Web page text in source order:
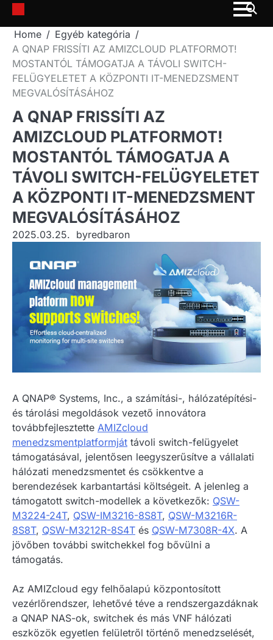
Skip
content
Home
Egyéb kategória
A QNAP FRISSÍTI AZ AMIZCLOUD PLATFORMOT!
MOSTANTÓL TÁMOGATJA A TÁVOLI SWITCH-
FELÜGYELETET A KÖZPONTI IT-MENEDZSMENT
MEGVALÓSÍTÁSÁHOZ
A QNAP FRISSÍTI AZ
AMIZCLOUD PLATFORMOT!
MOSTANTÓL TÁMOGATJA A
TÁVOLI SWITCH-FELÜGYELETET
A KÖZPONTI IT-MENEDZSMENT
MEGVALÓSÍTÁSÁHOZ
2025.03.25. byredbaron
A QNAP® Systems, Inc., a számítási-, hálózatépítési-
és tárolási megoldások vezető innovátora
továbbfejlesztette AMIZcloud
menedzsmentplatformját távoli switch-felügyelet
támogatásával, jelentősen leegyszerűsítve a vállalati
hálózati menedzsmentet és csökkentve a
berendezések karbantartási költségeit. A jelenleg a
támogatott switch-modellek a következők: QSW-
M3224-24T, QSW-IM3216-8S8T, QSW-M3216R-
8S8T, QSW-M3212R-8S4T és QSW-M7308R-4X. A
jövőben további switchekkel fog bővülni a
támogatás.
Az AMIZcloud egy felhőalapú központosított
vezérlőrendszer, lehetővé téve a rendszergazdáknak
a QNAP NAS-ok, switchek és más VNF hálózati
eszközök egyetlen felületről történő menedzselését,